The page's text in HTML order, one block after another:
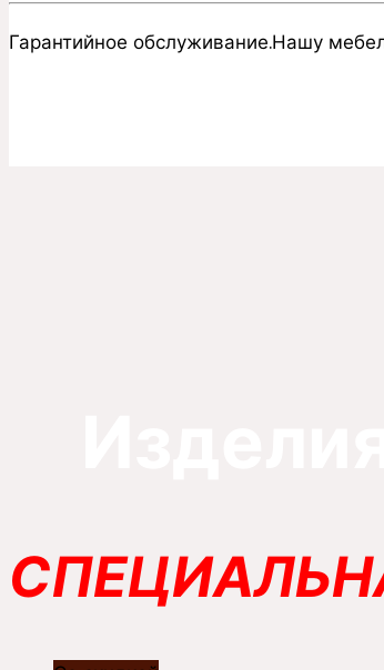
Гарантийное обслуживание.Нашу